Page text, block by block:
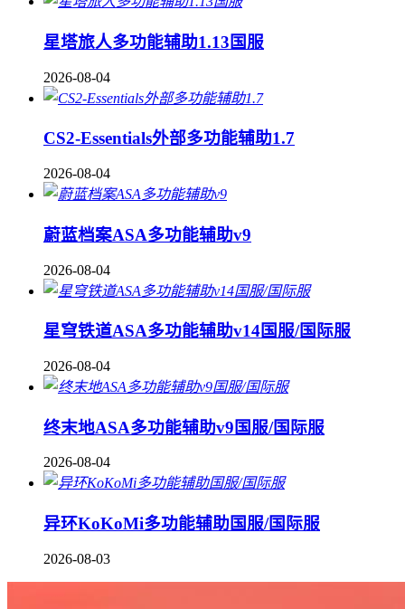
星塔旅人多功能辅助1.13国服
2026-08-04
CS2-Essentials外部多功能辅助1.7
2026-08-04
蔚蓝档案ASA多功能辅助v9
2026-08-04
星穹铁道ASA多功能辅助v14国服/国际服
2026-08-04
终末地ASA多功能辅助v9国服/国际服
2026-08-04
异环KoKoMi多功能辅助国服/国际服
2026-08-03